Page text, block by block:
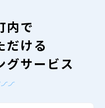
内で
だける
グサービス